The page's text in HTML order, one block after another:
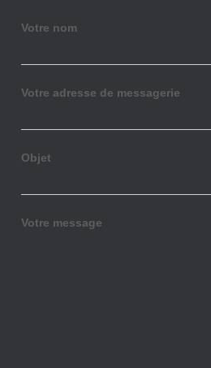
Votre nom
Votre adresse de messagerie
Objet
Votre message